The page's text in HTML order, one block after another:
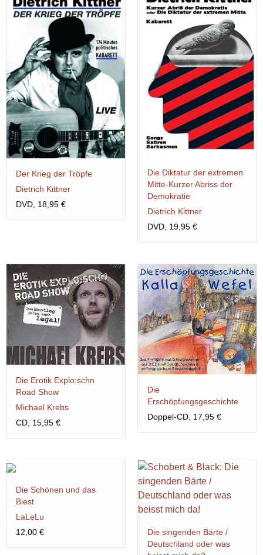
Der Krieg der Tröpfe
Dietrich Kittner
DVD, 18,95 €
Die Diktatur der extremen
Mitte-Kurzer Abriss der
Demokratie
Dietrich Kittner
DVD, 19,95 €
Die Erotik Explo:schn
Road Show
Michael Krebs
CD, 15,95 €
Die
Erschöpfungsgeschichte
Doppel-CD, 17,95 €
Die Schönen und das
Biest
LaLeLu
12,00 €
Die singenden Bärte /
Deutschland oder was